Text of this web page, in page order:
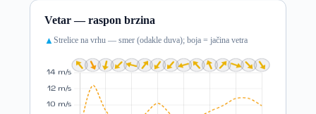
Vetar — raspon brzina
▲ Strelice na vrhu — smer (odakle duva); boja = jačina vetra